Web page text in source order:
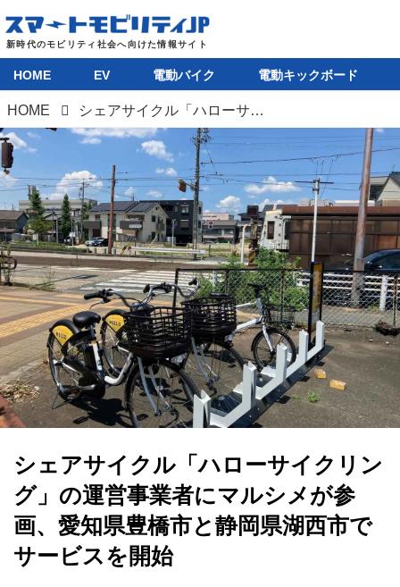
EV
電動バイク
HOME EV 電動バイク 電動キックボード
HOME シェアサイクル「ハローサイクリング」の運営事業者にマルシメが参画、愛知県豊橋市と静岡県湖西市でサービスを開始
シェアサイクル「ハローサイクリン
グ」の運営事業者にマルシメが参
画、愛知県豊橋市と静岡県湖西市で
サービスを開始